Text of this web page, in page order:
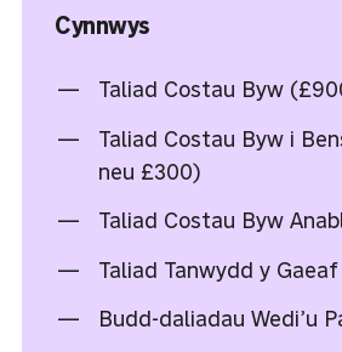
Cynnwys
Taliad Costau Byw
Taliad Costau Byw i
neu £300)
Taliad Costau Byw
Taliad Tanwydd y Gaeaf
Budd-daliadau Wedi’u